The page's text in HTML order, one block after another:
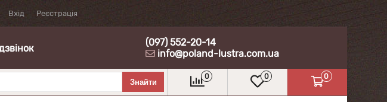
Вхід Реєстрація
(097) 552-20-14
info@poland-lustra.com.ua
0 0 0